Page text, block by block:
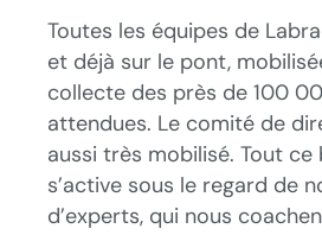
Toutes les équipes de
et déjà sur le pont,
collecte des près de 100
attendues. Le comité de
aussi très mobilisé. Tout ce
s’active sous le regard de
d’experts, qui nous